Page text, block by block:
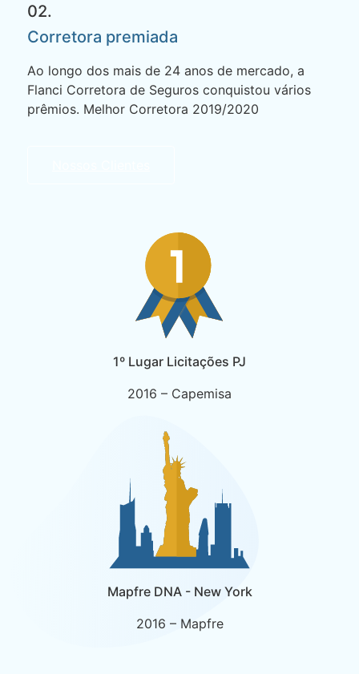
02.
Corretora premiada
Ao longo dos mais de 24 anos de mercado, a
Flanci Corretora de Seguros conquistou vários
prêmios. Melhor Corretora 2019/2020
1º Lugar Licitações PJ
2016 – Capemisa
Mapfre DNA - New York
2016 – Mapfre